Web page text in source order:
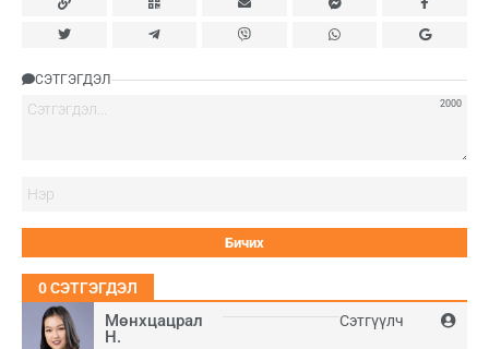
Мөнхцацрал
Н.
Сэтгүүлч
СЭТГЭГДЭЛ
2000
0СЭТГЭГДЭЛ